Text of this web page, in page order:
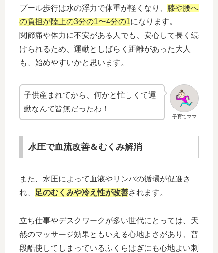
プール歩行は水の浮力で体重が軽くなり、 膝や腰へ
の負担が陸上の3分の1〜4分の1になります。
関節痛や体力に不安がある人でも、安心して長く続
けられるため、運動としばらく距離があった大人
も、始めやすいかと思います。
子育てママ
子供産まれてから、何かと忙しくて運
動なんて皆無だったわ！
水圧で血流改善＆むくみ解消
また、水圧によって血液やリンパの循環が促進さ
れ、
足のむくみや冷え性が改善されます。
立ち仕事やデスクワークが多い世代にとっては、天
然のマッサージ効果ともいえる心地よさがあり、普
段酷使してしまっているふくらはぎにも心地よい刺